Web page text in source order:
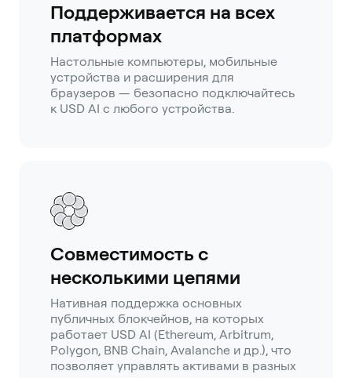
Поддерживается на всех
платформах
Настольные компьютеры, мобильные
устройства и расширения для
браузеров — безопасно подключайтесь
к USD AI с любого устройства.
Совместимость с
несколькими цепями
Нативная поддержка основных
публичных блокчейнов, на которых
работает USD AI (Ethereum, Arbitrum,
Polygon, BNB Chain, Avalanche и др.), что
позволяет управлять активами в разных